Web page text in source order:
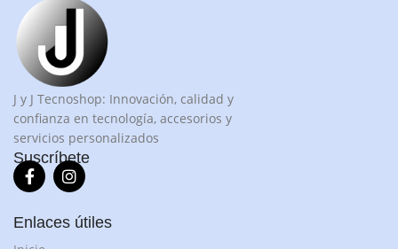
J y J Tecnoshop: Innovación, calidad y
confianza en tecnología, accesorios y
servicios personalizados
Suscríbete
Enlaces útiles